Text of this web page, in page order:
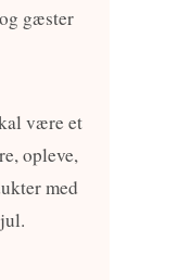
gæster
være et
opleve,
med